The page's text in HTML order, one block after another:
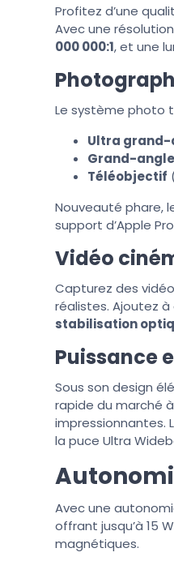
Profitez d’une
Avec une
000 000:1, et une
Le système photo
Ultra
Grand-angle
Téléobjectif
Nouveauté phare,
support d’Apple
Vidéo
Capturez des
réalistes. Ajoutez
stabilisation
Puissance
Sous son design
rapide du marché
impressionnantes.
la puce Ultra
Avec une
offrant jusqu’à 15
magnétiques.